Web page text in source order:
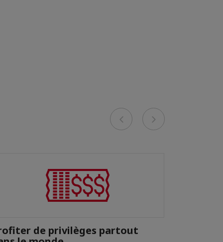
Previous
de privilèges partout